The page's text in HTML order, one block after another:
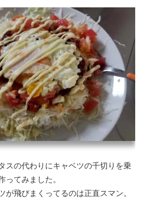
スの代わりにキャベツの千切りを乗
ってみました。
が飛びまくってるのは正直スマン。